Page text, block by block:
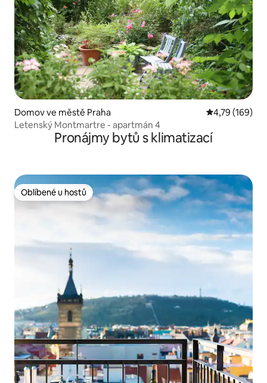
Domov ve městě Praha Průměrné
4,79 (169)
Letenský Montmartre - apartmán 4
Pronájmy bytů s klimatizací
Oblíbené u hostů
Oblíbené u hostů